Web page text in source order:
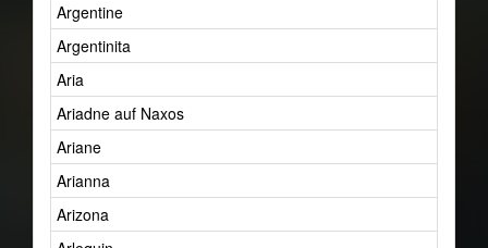
Argentine
Argentinita
Aria
Ariadne auf Naxos
Ariane
Arianna
Arizona